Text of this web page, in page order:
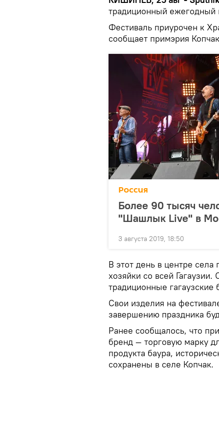
традиционный ежегодный
Фестиваль приурочен к
сообщает примэрия
Россия
Более 90 тысяч
"Шашлык Live" в
3 августа 2019, 18:50
В этот день в центре
хозяйки со всей
традиционные
Свои изделия на
завершению праздника
Ранее сообщалось, что
бренд — торговую марку
продукта баура,
сохранены в селе Копчак.